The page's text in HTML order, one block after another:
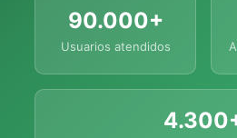
90.000+
Usuarios atendidos